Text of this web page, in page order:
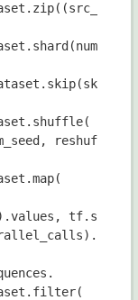
. zip((
. shard (
. skip(
. shuffle(
,
.map(
.values , tf.
) .
. filter(